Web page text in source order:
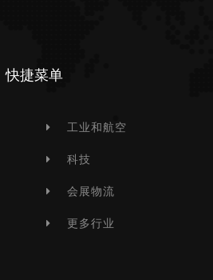
快捷菜单
工业和航空
科技
会展物流
更多行业